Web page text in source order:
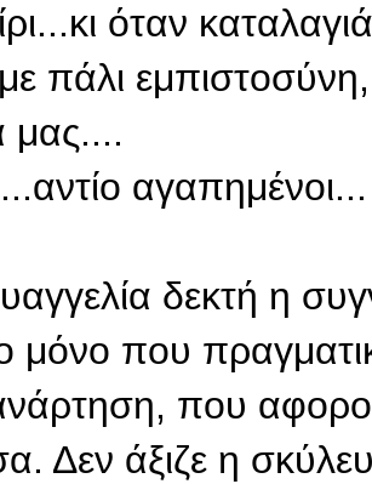
όταν
πάλι
μας....
αγαπημένοι...
δεκτή η
μόνο που
που
Δεν άξιζε η